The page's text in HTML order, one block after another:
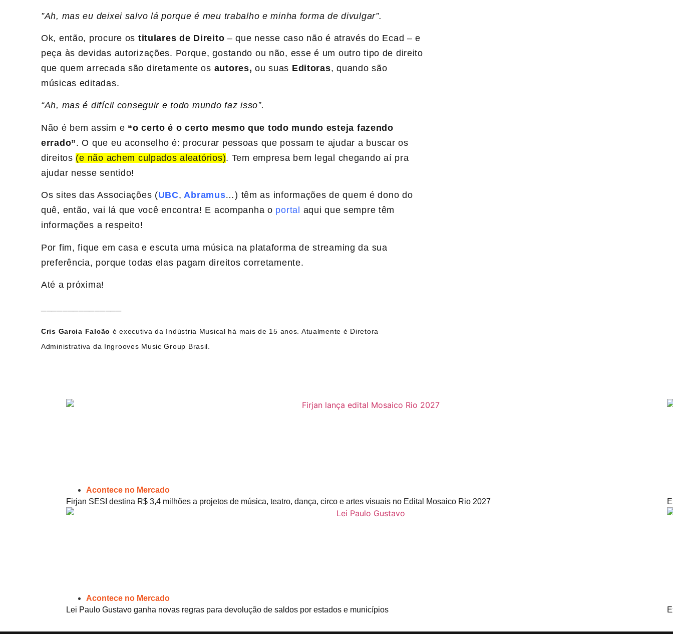
”Ah, mas eu deixei salvo lá porque é meu trabalho e minha forma de divulgar”.
Ok, então, procure os titulares de Direito – que nesse caso não é através do Ecad – e
peça às devidas autorizações. Porque, gostando ou não, esse é um outro tipo de direito
que quem arrecada são diretamente os autores,ou suas Editoras, quando são
músicas editadas.
“Ah, mas é difícil conseguir e todo mundo faz isso”.
Não é bem assim e “o certo é o certo mesmo que todo mundo esteja fazendo
errado”. O que eu aconselho é: procurar pessoas que possam te ajudar a buscar os
direitos (e não achem culpados aleatórios). Tem empresa bem legal chegando aí pra
ajudar nesse sentido!
Os sites das Associações (UBC, Abramus…) têm as informações de quem é dono do
quê, então, vai lá que você encontra! E acompanha o portal aqui que sempre têm
informações a respeito!
Por fim, fique em casa e escuta uma música na plataforma de streaming da sua
preferência, porque todas elas pagam direitos corretamente.
Até a próxima!
Cris Garcia Falcão é executiva da Indústria Musical há mais de 15 anos. Atualmente é Diretora
Administrativa da Ingrooves Music Group Brasil.
Acontece no Mercado
Firjan SESI destina R$ 3,4 milhões a projetos de música, teatro, dança, circo e artes visuais no Edital Mosaico Rio 2027
Acontece no Mercado
Lei Paulo Gustavo ganha novas regras para devolução de saldos por estados e municípios